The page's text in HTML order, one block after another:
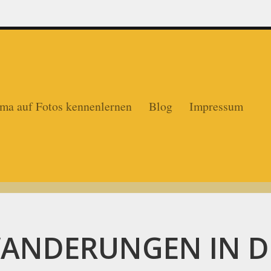
auf Fotos kennenlernen Blog Impressum
IN